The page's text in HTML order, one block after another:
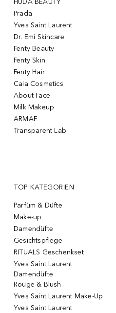
HUDA BEAUTY
Prada
Yves Saint Laurent
Dr. Emi Skincare
Fenty Beauty
Fenty Skin
Fenty Hair
Caia Cosmetics
About Face
Milk Makeup
ARMAF
Transparent Lab
TOP KATEGORIEN
Parfüm & Düfte
Make-up
Damendüfte
Gesichtspflege
RITUALS Geschenkset
Yves Saint Laurent
Damendüfte
Rouge & Blush
Yves Saint Laurent Make-Up
Yves Saint Laurent